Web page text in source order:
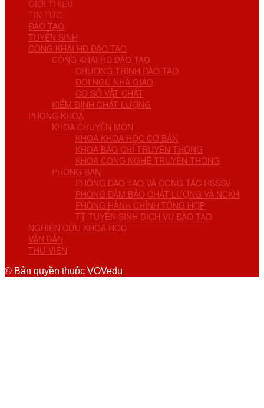
GIỚI THIỆU
TIN TỨC
ĐÀO TẠO
TUYỂN SINH
CÔNG KHAI HĐ ĐÀO TẠO
CÔNG KHAI HĐ ĐÀO TẠO
CHƯƠNG TRÌNH ĐÀO TẠO
ĐỘI NGŨ NHÀ GIÁO
CƠ SỞ VẬT CHẤT
KIỂM ĐỊNH CHẤT LƯỢNG
PHÒNG KHOA
KHOA CHUYÊN MÔN
KHOA KHOA HỌC CƠ BẢN
KHOA BÁO CHÍ TRUYỀN THÔNG
KHOA CÔNG NGHỆ TRUYỀN THÔNG
PHÒNG BAN
PHÒNG ĐÀO TẠO VÀ CÔNG TÁC HSSSV
PHÒNG ĐẢM BẢO CHẤT LƯỢNG VÀ NCKH
PHÒNG HÀNH CHÍNH TỔNG HỢP
TT TUYỂN SINH DỊCH VỤ ĐÀO TẠO
NGHIÊN CỨU KHOA HỌC
VĂN BẢN
THƯ VIỆN
© Bản quyền thuộc VOVedu